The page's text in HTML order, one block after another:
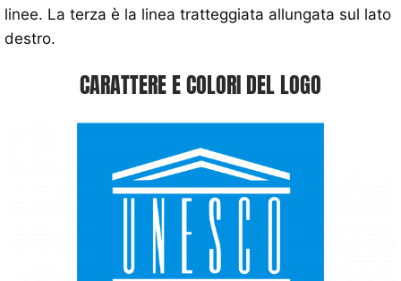
linee. La terza è la linea tratteggiata allungata sul lato
destro.
CARATTERE E COLORI DEL LOGO